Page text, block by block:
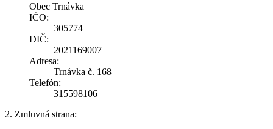
Obec Trnávka
IČO:
305774
DIČ:
2021169007
Adresa:
Trnávka č. 168
Telefón:
315598106
2. Zmluvná strana: